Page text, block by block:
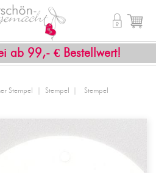
ab 99,- € Bestellwert!
shopping_cart

Stempel Stempel
Stempel